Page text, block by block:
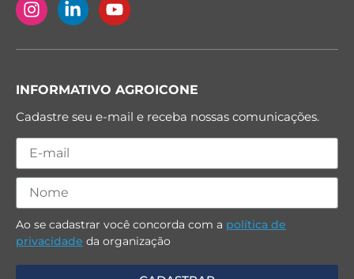
INFORMATIVO AGROICONE
Cadastre seu e-mail e receba nossas comunicações.
Ao se cadastrar você concorda com a política de
privacidade da organização